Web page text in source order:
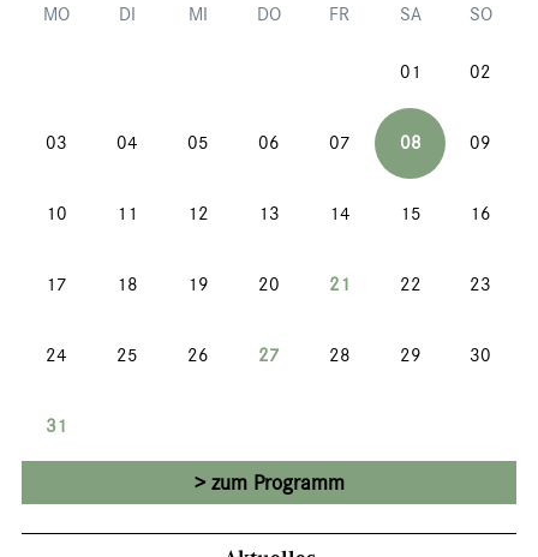
MO DI MI DO FR SA SO
01 02
03 04 05 06 07 08 09
10 11 12 13 14 15 16
17 18 19 20 21 22 23
24 25 26 27 28 29 30
31
zum Programm